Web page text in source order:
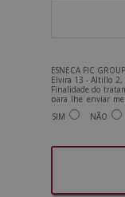
ESNECA FIC
Elvira 13 - Altillo 2,
Finalidade do
para lhe enviar
tipo comercial
produtos que
nos para o
Deseja receber
SIM NÃO